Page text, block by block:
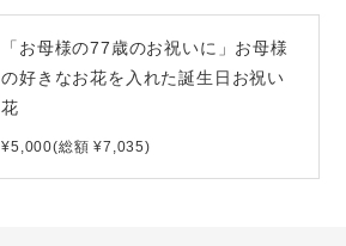
「お母様の77歳のお祝いに」お母様
の好きなお花を入れた誕生日お祝い
花
¥5,000(総額 ¥7,035)